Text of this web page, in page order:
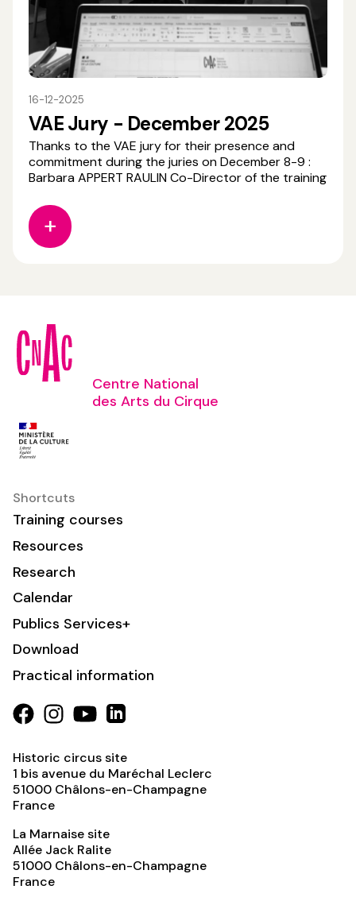
16-12-2025
VAE Jury - December 2025
Thanks to the VAE jury for their presence and
commitment during the juries on December 8-9 :
Barbara APPERT RAULIN Co-Director of the training
Director of the training department at CNAC ;
Valérie Fratellini – Deputy and Academic Director
at Académie
Centre National
des Arts du Cirque
Shortcuts
Training courses
Resources
Research
Calendar
Publics Services+
Download
Practical information
Historic circus site
1 bis avenue du Maréchal Leclerc
51000 Châlons-en-Champagne
France
La Marnaise site
Allée Jack Ralite
51000 Châlons-en-Champagne
France